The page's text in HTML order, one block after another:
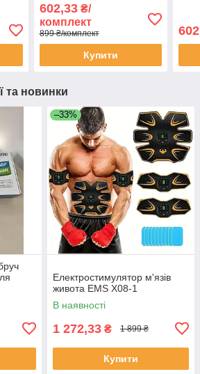
602,33₴/
комплект
899 ₴/комплект
Купити
та новинки
–33%
Електростимулятор м'язів
живота EMS X08-1
В наявності
1 272,33 ₴ 1 899 ₴
Купити